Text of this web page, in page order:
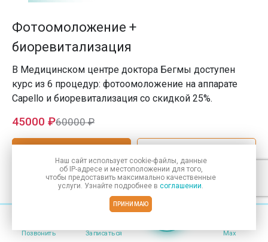
Фотоомоложение +
биоревитализация
В Медицинском центре доктора Бегмы доступен
курс из 6 процедур: фотоомоложение на аппарате
Capello и биоревитализация со скидкой 25%.
45000 ₽60000 ₽
1/6
Позвонить Записаться
Max
Наш сайт использует cookie-файлы, данные
об IP-адресеи местоположении для того,
чтобы предоставить максимально качественные
услуги. Узнайте подробнее в соглашении.
ПРИНИМАЮ